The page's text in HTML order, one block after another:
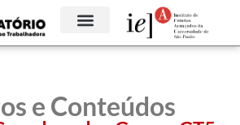
e Conteúdos